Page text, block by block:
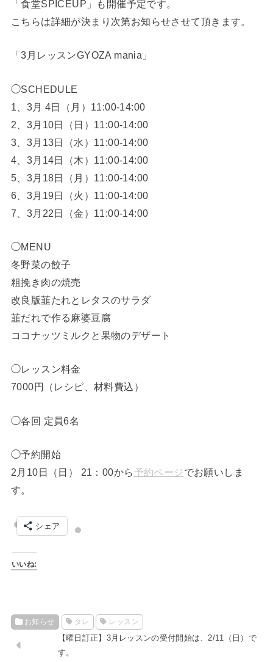
「食堂SPICEUP」も開催予定です。
こちらは詳細が決まり次第お知らせさせて頂きます。
「3月レッスンGYOZA mania」
◯SCHEDULE
1、3月 4日（月）11:00-14:00
2、3月10日（日）11:00-14:00
3、3月13日（水）11:00-14:00
4、3月14日（木）11:00-14:00
5、3月18日（月）11:00-14:00
6、3月19日（火）11:00-14:00
7、3月22日（金）11:00-14:00
◯MENU
冬野菜の餃子
粗挽き肉の焼売
改良版韮たれとレタスのサラダ
韮だれで作る麻婆豆腐
ココナッツミルクと果物のデザート
◯レッスン料金
7000円（レシピ、材料費込）
◯各回 定員6名
◯予約開始
2月10日（日） 21：00から予約ページでお願いしま
す。
シェア
いいね:
お知らせ タレ レッスン
【曜日訂正】3月レッスンの受付開始は、2/11（日）で
す。